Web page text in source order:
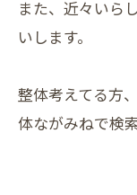
また、近々いら
いします。
整体考えてる方
体ながみねで検